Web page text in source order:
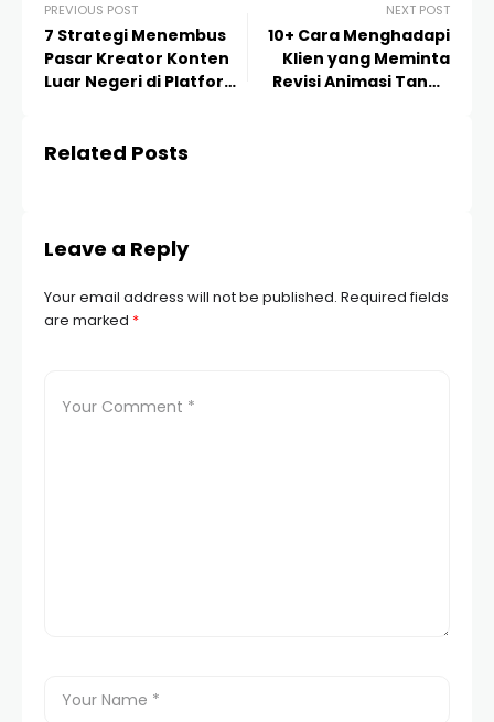
PREVIOUS POST
7 Strategi Menembus
Pasar Kreator Konten
Luar Negeri di Platform
NEXT POST
10+ Cara Menghadapi
Klien yang Meminta
Revisi Animasi Tanpa
Related Posts
Leave a Reply
Your email address will not be published. Required fields
are marked *